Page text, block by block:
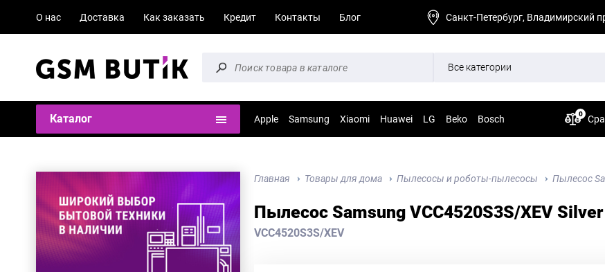
О нас Доставка Как заказать Кредит Контакты Блог Санкт-Петербург, Владимирский
Все категории
Каталог Apple Samsung Xiaomi Huawei LG Beko Bosch 0
Главная Товары для дома Пылесосы и роботы-пылесосы Пылесос
Пылесос Samsung VCC4520S3S/XEV Silver
VCC4520S3S/XEV